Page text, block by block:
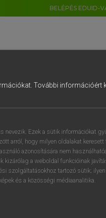
BELÉPÉS EDUID-
További információért
nevezik. Ezek a sütik információkat
arról, hogy milyen oldalakat keresett
azonosítására nem
kizárólag a weboldal funkcióinak
szolgáltatásokhoz tartozó sütik;
és a közösségi médiaanalitika.
6 7 8 9
t z u i
h j k l é
b n m , .